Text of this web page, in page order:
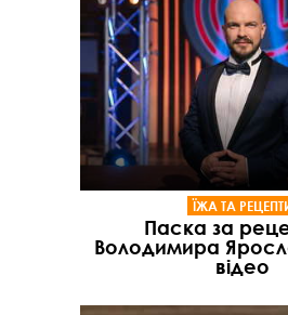
ЇЖА ТА
Паска за
Володимира
відео